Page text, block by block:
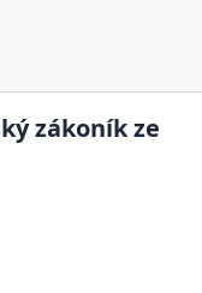
zákoník ze